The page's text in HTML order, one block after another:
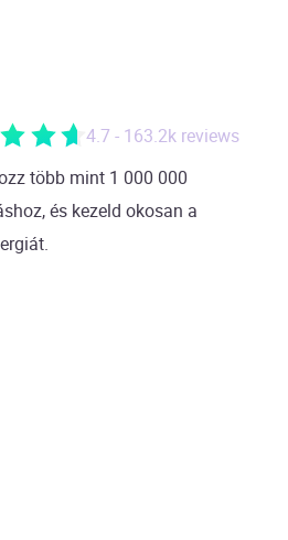
4.7 - 163.2k reviews
több mint 1 000 000
és kezeld okosan a